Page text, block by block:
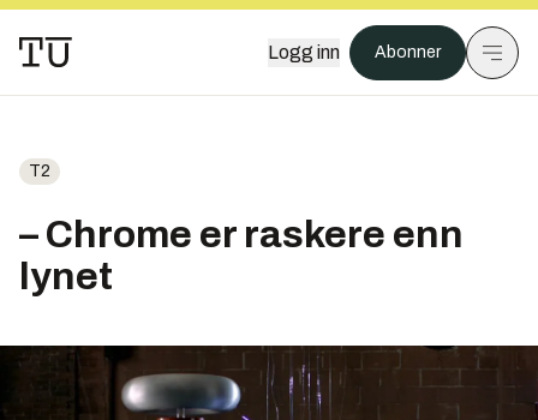
Logg inn Abonner
T2
– Chrome er raskere enn
lynet